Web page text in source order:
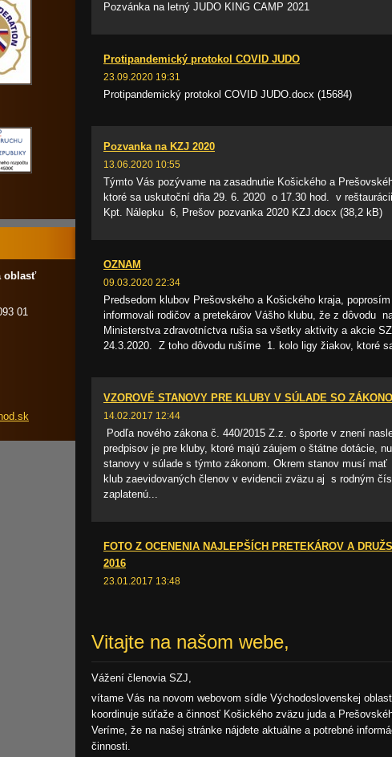
Pozvánka na letný JUDO KING CAMP 2021
Protipandemický protokol COVID JUDO
23.09.2020 19:31
Protipandemický protokol COVID JUDO.docx (15684)
Pozvanka na KZJ 2020
13.06.2020 10:55
Týmto Vás pozývame na zasadnutie Košického a
ktoré sa uskutoční dňa 29. 6. 2020 o 17.30 hod. v
Kpt. Nálepku 6, Prešov pozvanka 2020 KZJ.docx (38,2 kB)
OZNAM
09.03.2020 22:34
Predsedom klubov Prešovského a Košického kraja,
informovali rodičov a pretekárov Vášho klubu, že z dôvodu
Ministerstva zdravotníctva rušia sa všetky aktivity a akcie
24.3.2020. Z toho dôvodu rušíme 1. kolo ligy žiakov, ktoré
VZOROVÉ STANOVY PRE KLUBY V SÚLADE SO
14.02.2017 12:44
Podľa nového zákona č. 440/2015 Z.z. o športe v znení
predpisov je pre kluby, ktoré majú záujem o štátne dotácie,
stanovy v súlade s týmto zákonom. Okrem stanov musí mať
klub zaevidovaných členov v evidencii zväzu aj s rodným
zaplatenú...
FOTO Z OCENENIA NAJLEPŠÍCH PRETEKÁROV A
2016
23.01.2017 13:48
Vitajte na našom webe,
Vážení členovia SZJ,
vítame Vás na novom webovom sídle Východoslovenskej
koordinuje súťaže a činnosť Košického zväzu juda a
Veríme, že na našej stránke nájdete aktuálne a potrebné
činnosti.
oblasť
01